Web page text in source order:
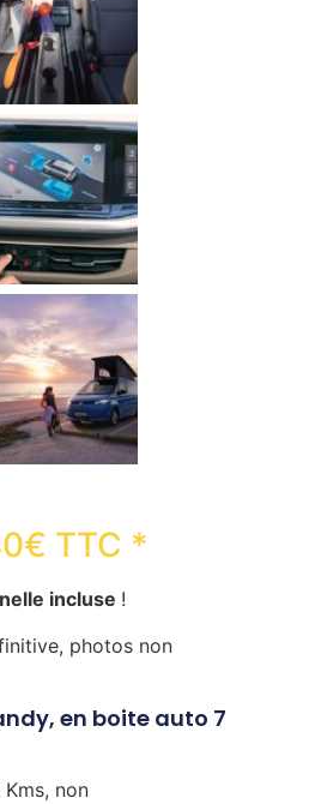
TTC *
incluse !
photos non
en boite auto 7
non